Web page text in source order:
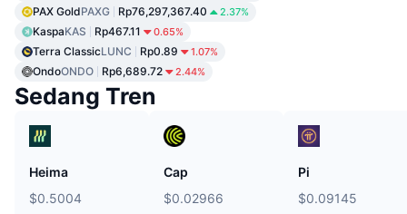
PAX GoldPAXG Rp76,297,367.40 2.37%
KaspaKAS Rp467.11 0.65%
Terra ClassicLUNC Rp0.89 1.07%
OndoONDO Rp6,689.72 2.44%
Sedang Tren
Heima
$0.5004
Cap
$0.02966
Pi
$0.09145